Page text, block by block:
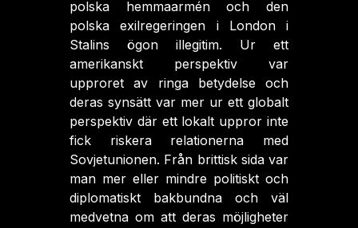
polska hemmaarmén och den
polska exilregeringen i London i
Stalins ögon illegitim. Ur ett
amerikanskt perspektiv var
upproret av ringa betydelse och
deras synsätt var mer ur ett globalt
perspektiv där ett lokalt uppror inte
fick riskera relationerna med
Sovjetunionen. Från brittisk sida var
man mer eller mindre politiskt och
diplomatiskt bakbundna och väl
medvetna om att deras möjligheter